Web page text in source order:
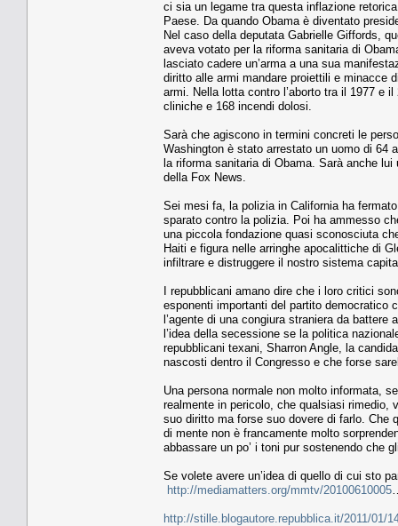
ci sia un legame tra questa inflazione
Paese. Da quando Obama è diventato
Nel caso della deputata Gabrielle Giffords,
aveva votato per la riforma sanitaria di
lasciato cadere un’arma a una sua
diritto alle armi mandare proiettili e minacce
armi. Nella lotta contro l’aborto tra il 1977 e
cliniche e 168 incendi dolosi.
Sarà che agiscono in termini concreti le
Washington è stato arrestato un uomo di 64
la riforma sanitaria di Obama. Sarà anche
della Fox News.
Sei mesi fa, la polizia in California ha
sparato contro la polizia. Poi ha ammesso
una piccola fondazione quasi sconosciuta
Haiti e figura nelle arringhe apocalittiche di
infiltrare e distruggere il nostro sistema
I repubblicani amano dire che i loro critici
esponenti importanti del partito democratico
l’agente di una congiura straniera da
l’idea della secessione se la politica
repubblicani texani, Sharron Angle, la
nascosti dentro il Congresso e che forse
Una persona normale non molto informata,
realmente in pericolo, che qualsiasi rimedio,
suo diritto ma forse suo dovere di farlo. Che
di mente non è francamente molto
abbassare un po’ i toni pur sostenendo che
Se volete avere un’idea di quello di cui sto
http://mediamatters.org/mmtv/20100610005
http://stille.blogautore.repubblica.it/2011/01/